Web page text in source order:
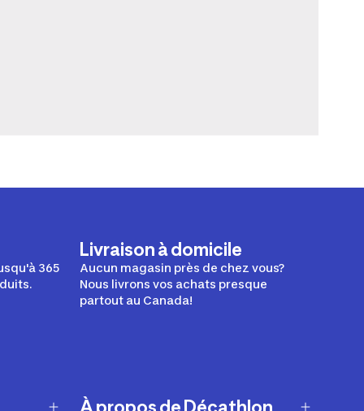
365
Livraison à domicile
Aucun magasin près de chez vous?
Nous livrons vos achats presque
partout au Canada!
À propos de Décathlon